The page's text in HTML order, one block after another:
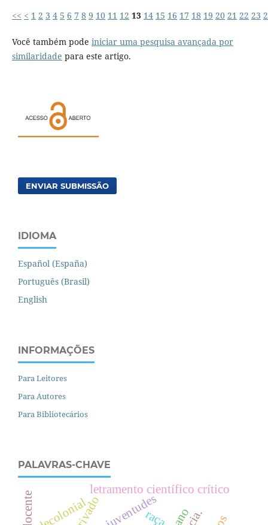
<< < 1 2 3 4 5 6 7 8 9 10 11 12 13 14 15 16 17 18 19 20 21 22 23
Você também pode iniciar uma pesquisa avançada por
similaridade para este artigo.
ENVIAR SUBMISSÃO
IDIOMA
Español (España)
Português (Brasil)
English
INFORMAÇÕES
Para Leitores
Para Autores
Para Bibliotecários
PALAVRAS-CHAVE
raça.
juventudes
letramento científico crítico
decolonial